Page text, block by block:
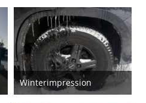
Winterimpression
14. Februar 2026